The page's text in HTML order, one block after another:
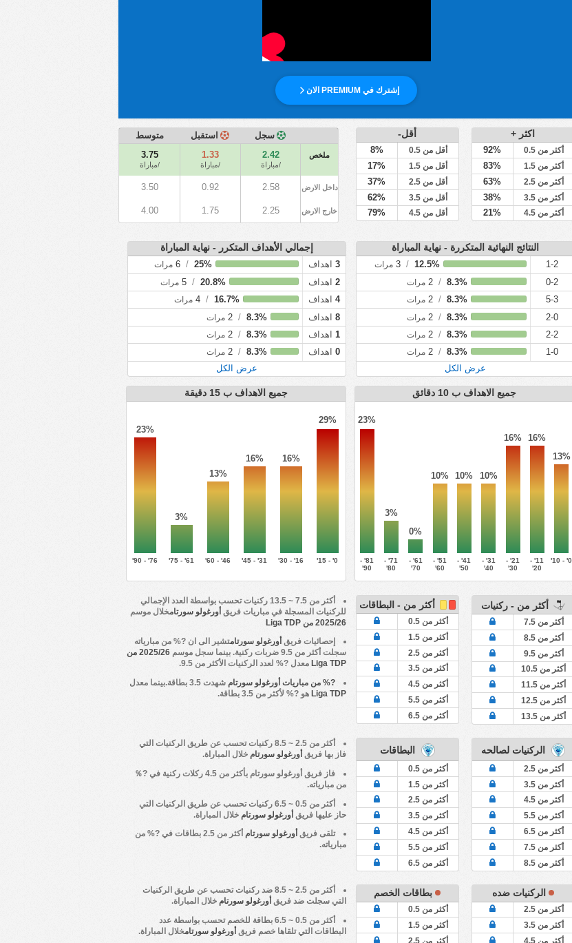
إشترك في PREMIUM الان
سجل استقبل متوسط
ملخص 2.42
/مباراة
1.33
/مباراة
3.75
/مباراة
داخل الارض 2.58
0.92
3.50
خارج الارض 2.25
1.75
4.00
اكثر +
أكثر من 0.5 92%
أكثر من 1.5 83%
أكثر من 2.5 63%
أكثر من 3.5 38%
أكثر من 4.5 21%
أقل-
أقل من 0.5 8%
أقل من 1.5 17%
أقل من 2.5 37%
أقل من 3.5 62%
أقل من 4.5 79%
النتائج النهائية المتكررة - نهاية المباراة
1-2
12.5%
/
3 مرات
0-2
8.3%
/
2 مرات
5-3
8.3%
/
2 مرات
2-0
8.3%
/
2 مرات
2-2
8.3%
/
2 مرات
1-0
8.3%
/
2 مرات
عرض الكل
إجمالي الأهداف المتكرر - نهاية المباراة
3 اهداف 25%
/
6 مرات
2 اهداف 20.8%
/
5 مرات
4 اهداف 16.7%
/
4 مرات
8 اهداف 8.3%
/
2 مرات
1 اهداف 8.3%
/
2 مرات
0 اهداف 8.3%
/
2 مرات
عرض الكل
جميع الاهداف ب 10 دقائق
23%
3%
0%
10% 10% 10%
16%
16%
13%
81' -
90'
71' -
80'
61' -
70'
51' -
60'
41' -
50'
31' -
40'
21' -
30'
11' -
20'
0' - 10'
جميع الاهداف ب 15 دقيقة
23%
3%
13%
16% 16%
29%
76' - 90' 61' - 75' 46' - 60' 31' - 45' 16' - 30' 0' - 15'
أكثر من - ركنيات
أكثر من 7.5
أكثر من 8.5
أكثر من 9.5
أكثر من 10.5
أكثر من 11.5
أكثر من 12.5
أكثر من 13.5
أكثر من - البطاقات
أكثر من 0.5
أكثر من 1.5
أكثر من 2.5
أكثر من 3.5
أكثر من 4.5
أكثر من 5.5
أكثر من 6.5
أكثر من 7.5 ~ 13.5 ركنيات تحسب بواسطة العدد الإجمالي
للركنيات المسجلة في مباريات فريق أورغولو سورتامخلال موسم
2025/26 من Liga TDP
إحصائيات فريق أورغولو سورتامتشير الى ان ?% من مبارياته
سجلت أكثر من 9.5 ضربات ركنية. بينما سجل موسم
2025/26 من
Liga TDP معدل ?% لعدد الركنيات الأكثر من 9.5.
?% من مباريات أورغولو سورتام شهدت 3.5 بطاقة.بينما معدل
Liga TDPهو ?% لأكثر من 3.5 بطاقة.
الركنيات لصالحه
أكثر من 2.5
أكثر من 3.5
أكثر من 4.5
أكثر من 5.5
أكثر من 6.5
أكثر من 7.5
أكثر من 8.5
البطاقات
أكثر من 0.5
أكثر من 1.5
أكثر من 2.5
أكثر من 3.5
أكثر من 4.5
أكثر من 5.5
أكثر من 6.5
أكثر من 2.5 ~ 8.5 ركنيات تحسب عن طريق الركنيات التي
فاز بها فريق أورغولو سورتام خلال المباراة.
فاز فريقأورغولو سورتام
بأكثر من 4.5 ركلات ركنية في ?％
من مبارياته.
أكثر من 0.5 ~ 6.5 ركنيات تحسب عن طريق الركنيات التي
حاز عليها فريق أورغولو سورتام خلال المباراة.
تلقى فريق أورغولو سورتام
أكثر من 2.5 بطاقات في ?% من
مبارياته.
الركنيات ضده
أكثر من 2.5
أكثر من 3.5
أكثر من 4.5
بطاقات الخصم
أكثر من 0.5
أكثر من 1.5
أكثر من 2.5
أكثر من 2.5 ~ 8.5 ضد ركنيات تحسب عن طريق الركنيات
التي سجلت ضد فريق أورغولو سورتام خلال المباراة.
أكثر من 0.5 ~ 6.5 بطاقة للخصم تحسب بواسطة عدد
البطاقات التي تلقاها خصم فريق أورغولو سورتامخلال المباراة.